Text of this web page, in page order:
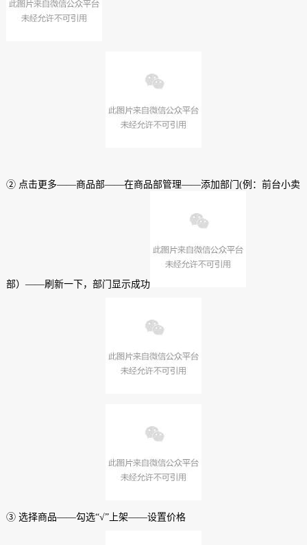
② 点击更多——商品部——在商品部管理——添加部门(例：前台小卖
部）——刷新一下，部门显示成功
③ 选择商品——勾选“√”上架——设置价格